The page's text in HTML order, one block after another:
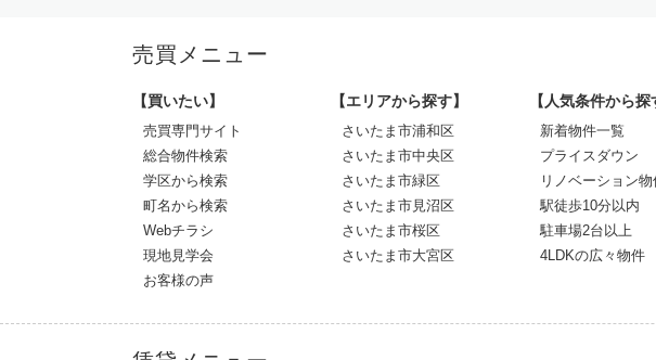
売買メニュー
【買いたい】
売買専門サイト
総合物件検索
学区から検索
町名から検索
Webチラシ
現地見学会
お客様の声
【エリアから探す】
さいたま市浦和区
さいたま市中央区
さいたま市緑区
さいたま市見沼区
さいたま市桜区
さいたま市大宮区
【人気条件から探
新着物件一覧
プライスダウン
リノベーション物
駅徒歩10分以内
駐車場2台以上
4LDKの広々物件